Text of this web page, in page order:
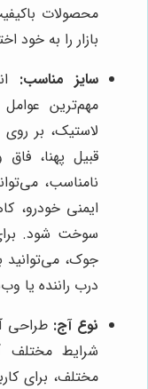
محصولات
بازار را به خود
سایز مناسب:
مهم‌ترین
لاستیک، بر
قبیل پهنا،
نامناسب،
ایمنی خودرو،
سوخت شود.
جوک، می‌توانید
درب راننده یا
نوع آج: طراحی
شرایط مختلف
مختلف، برای